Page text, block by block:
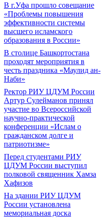
В г.Уфа прошло совещание
«Проблемы повышения
эффективности системы
высшего исламского
образования в России»
В столице Башкортостана
проходят мероприятия в
честь праздника «Маулид ан-
Наби»
Ректор РИУ ЦДУМ России
Артур Сулейманов принял
участие во Всероссийской
научно-практической
конференции «Ислам о
гражданском долге и
патриотизме»
Перед студентами РИУ
ЦДУМ России выступил
полковой священник Хамза
Хафизов
На здании РИУ ЦДУМ
России установлена
мемориальная доска